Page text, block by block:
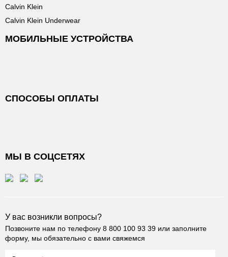
Calvin Klein
Calvin Klein Underwear
МОБИЛЬНЫЕ УСТРОЙСТВА
СПОСОБЫ ОПЛАТЫ
МЫ В СОЦСЕТЯХ
У вас возникли вопросы?
Позвоните нам по телефону 8 800 100 93 39 или заполните
форму, мы обязательно с вами свяжемся